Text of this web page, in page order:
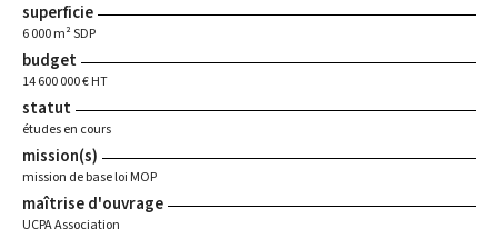
superficie
6 000 m² SDP
budget
14 600 000 € HT
statut
études en cours
mission(s)
mission de base loi MOP
maîtrise d'ouvrage
UCPA Association